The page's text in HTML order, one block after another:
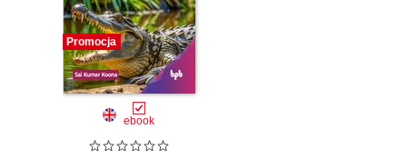
Promocja
ebook